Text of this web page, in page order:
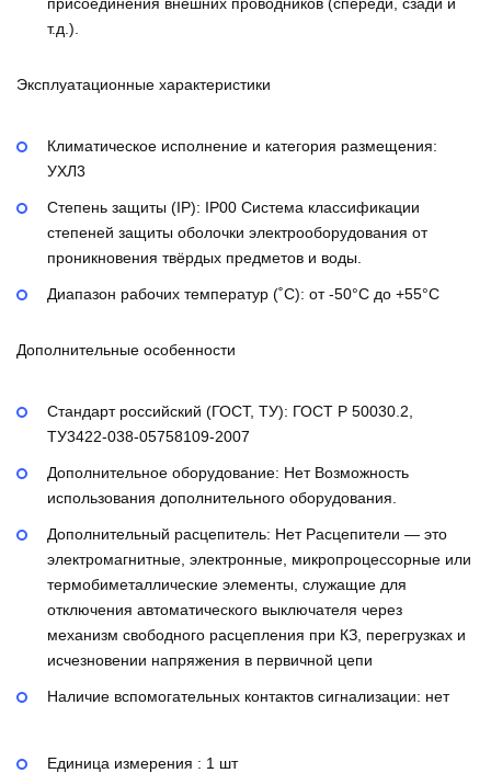
т.д.).
Эксплуатационные характеристики
Климатическое исполнение и категория размещения:
УХЛ3
Степень защиты (IP): IP00 Система классификации
степеней защиты оболочки электрооборудования от
проникновения твёрдых предметов и воды.
Диапазон рабочих температур (˚С): от -50°С до +55°С
Дополнительные особенности
Стандарт российский (ГОСТ, ТУ): ГОСТ Р 50030.2,
ТУ3422-038-05758109-2007
Дополнительное оборудование: Нет Возможность
использования дополнительного оборудования.
Дополнительный расцепитель: Нет Расцепители — это
электромагнитные, электронные, микропроцессорные или
термобиметаллические элементы, служащие для
отключения автоматического выключателя через
механизм свободного расцепления при КЗ, перегрузках и
исчезновении напряжения в первичной цепи
Наличие вспомогательных контактов сигнализации: нет
Единица измерения : 1 шт